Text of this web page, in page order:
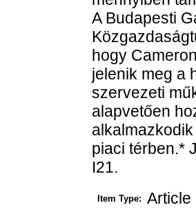
A Budapesti
hogy
jelenik meg a
szervezeti
alapvetően
piaci térben.*
I21.
Item Type: Article